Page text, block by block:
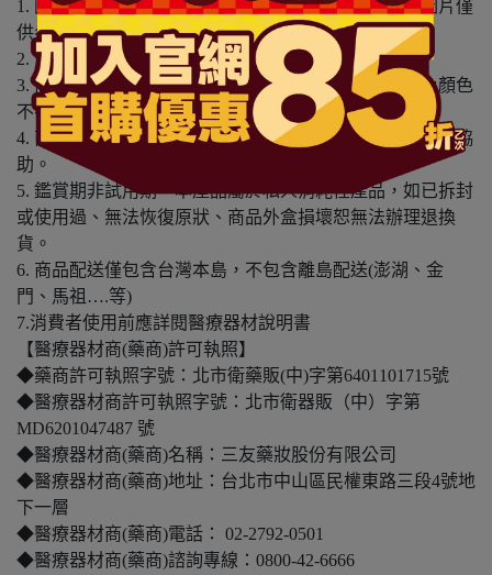
1. 因電腦螢幕設定及個人觀感之差異，本賣場之商品圖片僅
供參考，依實際收到商品為準。
2. 商品包裝會有新舊轉換期，依實際收到商品為準。
3. 商品下訂前，建議實際試色、試用後再行購買，避免顏色
不符或肌膚不適等症狀。
4. 商品使用後若出現不適或非預期反應，請尋求專業醫師協
助。
5. 鑑賞期非試用期，本產品屬於私人消耗性產品，如已拆封
或使用過、無法恢復原狀、商品外盒損壞恕無法辦理退換
貨。
6. 商品配送僅包含台灣本島，不包含離島配送(澎湖、金
門、馬祖….等)
7.消費者使用前應詳閱醫療器材說明書
【醫療器材商(藥商)許可執照】
◆藥商許可執照字號：北市衛藥販(中)字第6401101715號
◆醫療器材商許可執照字號：北市衛器販（中）字第
MD6201047487 號
◆醫療器材商(藥商)名稱：三友藥妝股份有限公司
◆醫療器材商(藥商)地址：台北市中山區民權東路三段4號地
下一層
◆醫療器材商(藥商)電話： 02-2792-0501
◆醫療器材商(藥商)諮詢專線：0800-42-6666